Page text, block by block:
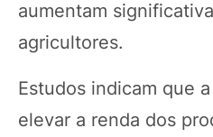
aumentam
agricultores.
Estudos indicam que
elevar a renda dos